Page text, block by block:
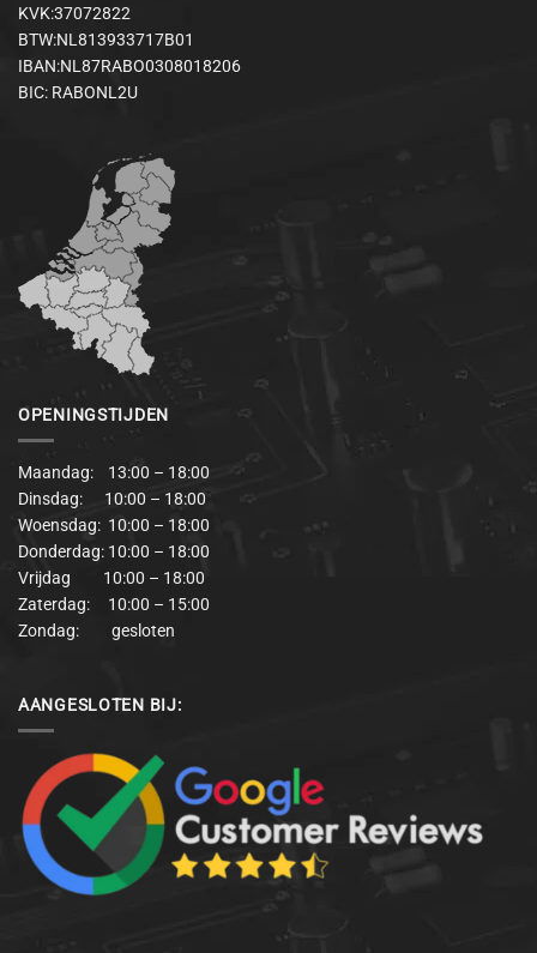
KVK:37072822
BTW:NL813933717B01
IBAN:NL87RABO0308018206
BIC: RABONL2U
OPENINGSTIJDEN
Maandag: 13:00 – 18:00
Dinsdag: 10:00 – 18:00
Woensdag: 10:00 – 18:00
Donderdag: 10:00 – 18:00
Vrijdag 10:00 – 18:00
Zaterdag: 10:00 – 15:00
Zondag: gesloten
AANGESLOTEN BIJ: